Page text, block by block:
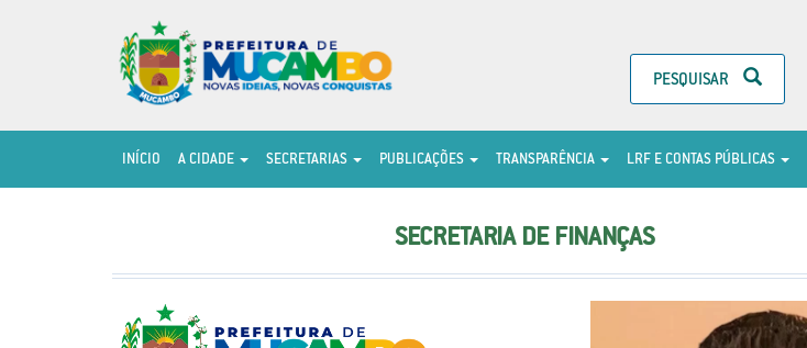
PESQUISAR
INÍCIO A CIDADE SECRETARIAS PUBLICAÇÕES TRANSPARÊNCIA LRF E CONTAS PÚBLICAS
SECRETARIA DE FINANÇAS